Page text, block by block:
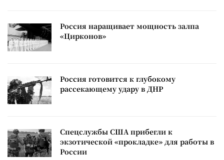
Россия наращивает мощность залпа
«Цирконов»
Россия готовится к глубокому
рассекающему удару в ДНР
Спецслужбы США прибегли к
экзотической «прокладке» для работы в
России